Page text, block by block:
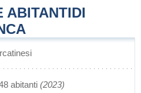
ABITANTIDI
abitanti (2023)